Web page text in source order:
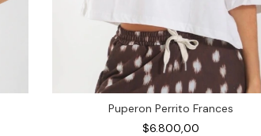
Puperon Perrito Frances
$6.800,00